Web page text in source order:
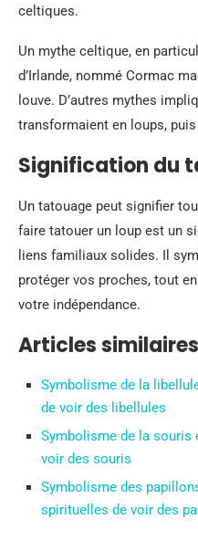
celtiques.
Un mythe celtique, en
d’Irlande, nommé Cormac
louve. D’autres mythes
transformaient en loups,
Signification du
Un tatouage peut signifier
faire tatouer un loup est un
liens familiaux solides. Il
protéger vos proches, tout
votre indépendance.
Articles similaires
Symbolisme de la
de voir des libellules
Symbolisme de la
voir des souris
Symbolisme des
spirituelles de voir des